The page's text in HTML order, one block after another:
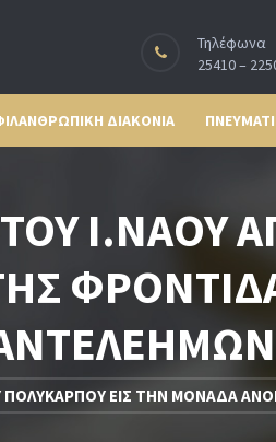
Τηλέφωνα
25410 –
ΔΙΑΚΟΝΙΑ
Ι.ΝΑΟΥ
ΠΟΛΥΚΑΡΠΟΥ ΕΙΣ ΤΗΝ ΜΟΝΑΔΑ